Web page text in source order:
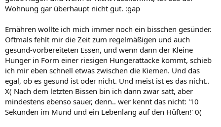
Wohnung gar überhaupt nicht gut. :gap
Ernähren wollte ich mich immer noch ein bisschen gesünder.
Oftmals fehlt mir die Zeit zum regelmäßigen und auch
gesund-vorbereiteten Essen, und wenn dann der Kleine
Hunger in Form einer riesigen Hungerattacke kommt, schieb
ich mir eben schnell etwas zwischen die Kiemen. Und das
egal, ob es gesund ist oder nicht. Und meist ist es das nicht..
X( Nach dem letzten Bissen bin ich dann zwar satt, aber
mindestens ebenso sauer, denn.. wer kennt das nicht: '10
Sekunden im Mund und ein Lebenlang auf den Hüften!' 0(